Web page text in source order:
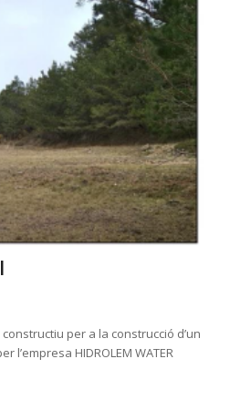
per a la construcció d’un
l’empresa HIDROLEM WATER